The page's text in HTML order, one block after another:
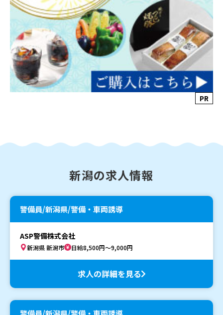
PR
新潟の求人情報
警備員/新潟県/警備・車両誘導
ASP警備株式会社
新潟県 新潟市 日給8,500円～9,000円
求人の詳細を見る